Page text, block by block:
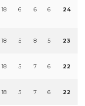
18 6 6 6 24
18 5 8 5 23
18 5 7 6 22
18 5 7 6 22